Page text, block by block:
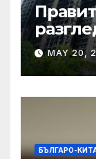
Court
MAY 20,
БЪЛГАРО-